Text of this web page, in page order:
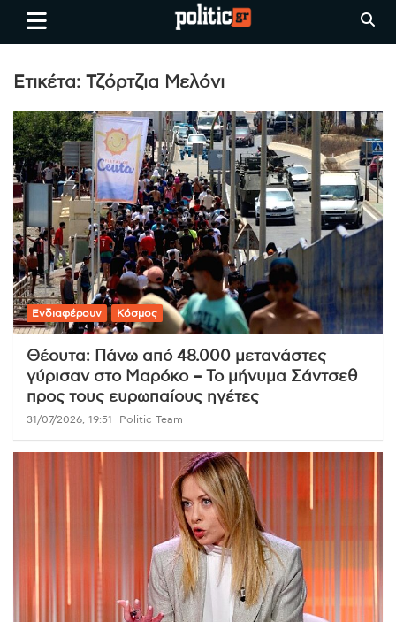
Skip
Ειδήσεις απο τη
Θεσσαλονίκη, την Ελλάδα και
όλο τον Κόσμο
politic.gr
Ετικέτα: Τζόρτζια Μελόνι
Ενδιαφέρουν Κόσμος
Θέουτα: Πάνω από 48.000 μετανάστες
γύρισαν στο Μαρόκο – Το μήνυμα Σάντσεθ
προς τους ευρωπαίους ηγέτες
31/07/2026, 19:51 Politic Team